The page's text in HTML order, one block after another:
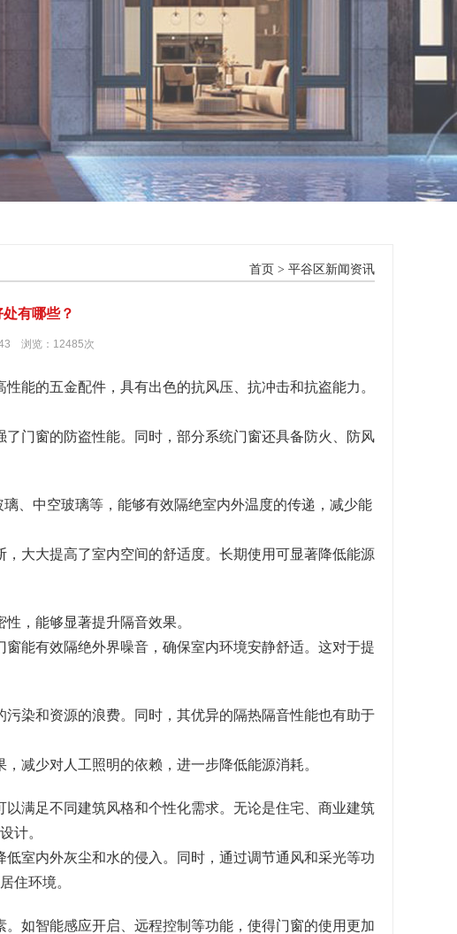
首页 > 平谷区新闻资讯
有哪些？
浏览：12485次
能的五金配件，具有出色的抗风压、抗冲击和抗盗能力。
门窗的防盗性能。同时，部分系统门窗还具备防火、防风
、中空玻璃等，能够有效隔绝室内外温度的传递，减少能
大大提高了室内空间的舒适度。长期使用可显著降低能源
，能够显著提升隔音效果。
能有效隔绝外界噪音，确保室内环境安静舒适。这对于提
染和资源的浪费。同时，其优异的隔热隔音性能也有助于
减少对人工照明的依赖，进一步降低能源消耗。
满足不同建筑风格和个性化需求。无论是住宅、商业建筑
计。
室内外灰尘和水的侵入。同时，通过调节通风和采光等功
住环境。
如智能感应开启、远程控制等功能，使得门窗的使用更加